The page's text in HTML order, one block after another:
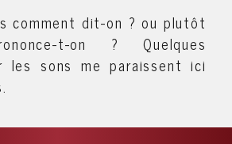
comment dit-on ? ou plutôt
t-on ? Quelques
les sons me paraissent ici